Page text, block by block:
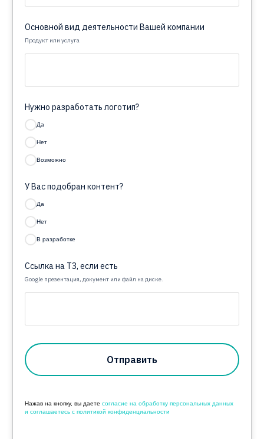
Основной вид деятельности Вашей компании
Продукт или услуга
Нужно разработать логотип?
Да
Нет
Возможно
У Вас подобран контент?
Да
Нет
В разработке
Ссылка на ТЗ, если есть
Google презентация, документ или файл на диске.
Отправить
Нажав на кнопку, вы даете согласие на обработку персональных данных
и соглашаетесь с политикой конфиденциальности